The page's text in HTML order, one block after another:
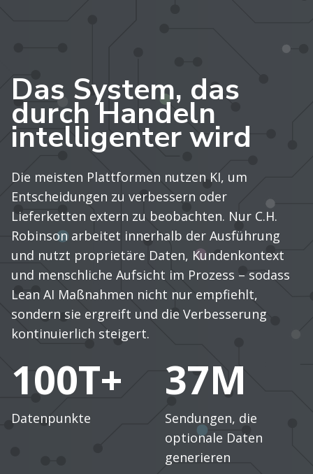
Das System, das
durch Handeln
intelligenter wird
Die meisten Plattformen nutzen KI, um
Entscheidungen zu verbessern oder
Lieferketten extern zu beobachten. Nur C.H.
Robinson arbeitet innerhalb der Ausführung
und nutzt proprietäre Daten, Kundenkontext
und menschliche Aufsicht im Prozess – sodass
Lean AI Maßnahmen nicht nur empfiehlt,
sondern sie ergreift und die Verbesserung
kontinuierlich steigert.
100T+
Datenpunkte
37M
Sendungen, die
optionale Daten
generieren